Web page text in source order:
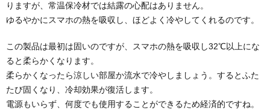
りますが、常温保冷材では結露の心配はありません。
ゆるやかにスマホの熱を吸収し、ほどよく冷やしてくれるのです。
この製品は最初は固いのですが、スマホの熱を吸収し32℃以上にな
ると柔らかくなります。
柔らかくなったら涼しい部屋か流水で冷やしましょう。するとふた
たび固くなり、冷却効果が復活します。
電源もいらず、何度でも使用することができるため経済的ですね。